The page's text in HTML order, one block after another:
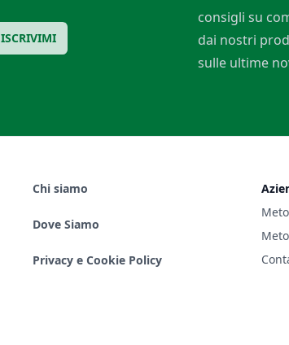
ISCRIVIMI
consigli su
dai nostri
sulle ultime
Chi siamo
Dove Siamo
Privacy e Cookie Policy